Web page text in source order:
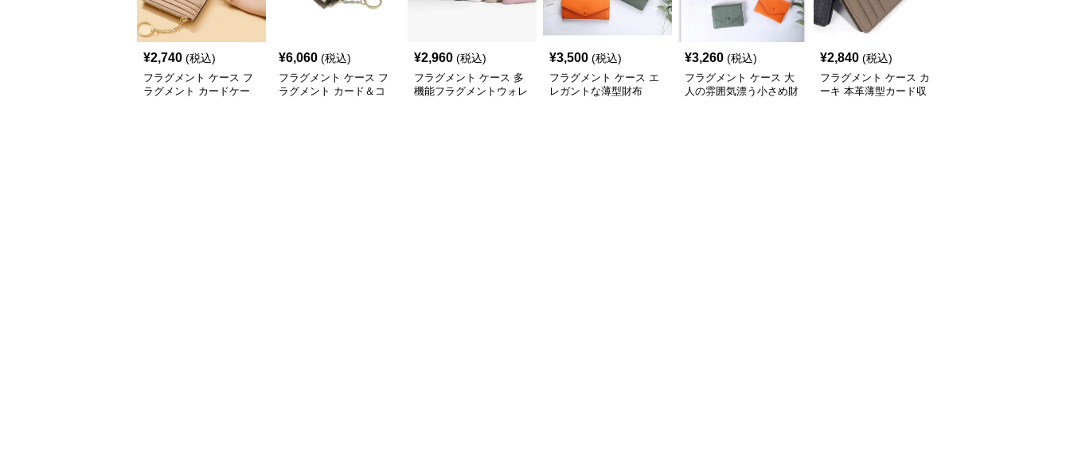
¥2,740 (税込)
フラグメント ケース フ
ラグメント カードケー
¥6,060 (税込)
フラグメント ケース フ
ラグメント カード＆コ
¥2,960 (税込)
フラグメント ケース 多
機能フラグメントウォレ
¥3,500 (税込)
フラグメント ケース エ
レガントな薄型財布
¥3,260 (税込)
フラグメント ケース 大
人の雰囲気漂う小さめ財
¥2,840 (税込)
フラグメント ケース カ
ーキ 本革薄型カード収